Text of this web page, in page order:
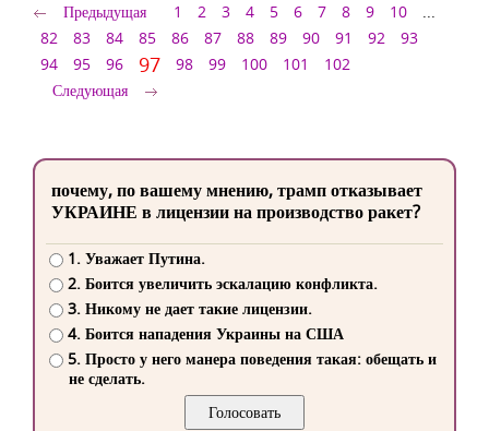
Предыдущая 1 2 3 4 5 6 7 8 9 10
...
82
83 84 85 86 87 88 89 90 91 92
93
94
95 96 97 98 99 100 101
102
Следующая
почему, по вашему мнению, трамп отказывает
УКРАИНЕ в лицензии на производство ракет?
1. Уважает Путина.
2. Боится увеличить эскалацию конфликта.
3. Никому не дает такие лицензии.
4. Боится нападения Украины на США
5. Просто у него манера поведения такая: обещать и
не сделать.